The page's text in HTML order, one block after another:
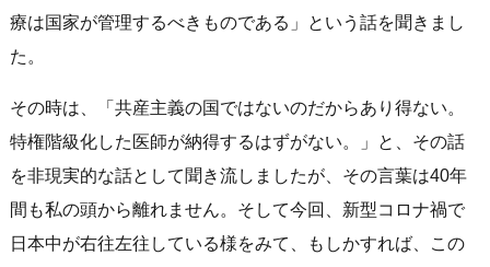
療は国家が管理するべきものである」という話を聞きまし
た。
その時は、「共産主義の国ではないのだからあり得ない。
特権階級化した医師が納得するはずがない。」と、その話
を非現実的な話として聞き流しましたが、その言葉は40年
間も私の頭から離れません。そして今回、新型コロナ禍で
日本中が右往左往している様をみて、もしかすれば、この